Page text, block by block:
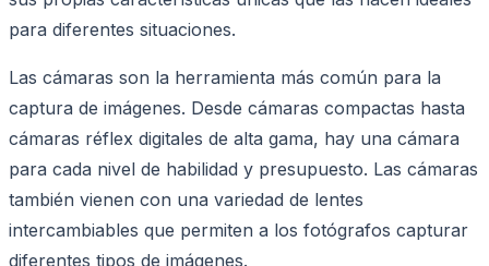
para diferentes situaciones.
Las cámaras son la herramienta más común para la
captura de imágenes. Desde cámaras compactas hasta
cámaras réflex digitales de alta gama, hay una cámara
para cada nivel de habilidad y presupuesto. Las cámaras
también vienen con una variedad de lentes
intercambiables que permiten a los fotógrafos capturar
diferentes tipos de imágenes.